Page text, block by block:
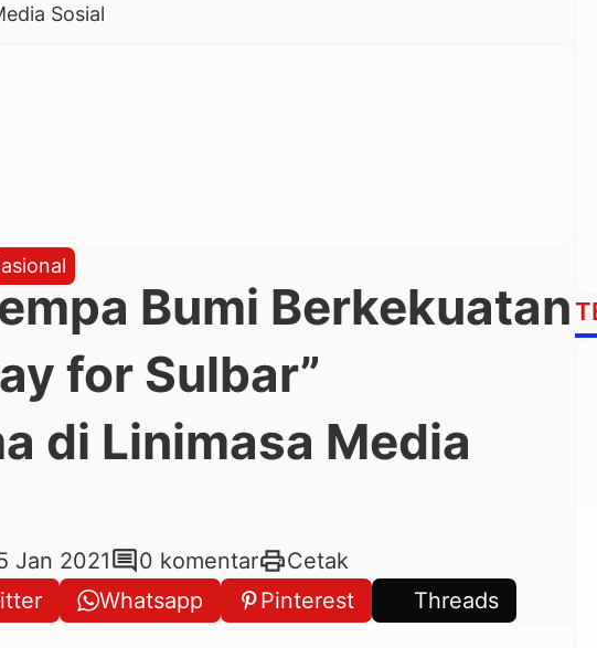
Sosial
Bumi Berkekuatan
for Sulbar”
di Linimasa Media
Jan 2021comment0 komentarprintCetak
Whatsapp Pinterest Threads